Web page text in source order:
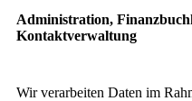
Administration,
Kontaktverwaltung
Wir verarbeiten Daten im